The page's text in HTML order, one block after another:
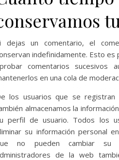
dejas un comentario, el
indefinidamente. Esto
comentarios sucesivos
en una cola de
los usuarios que se
almacenamos la
perfil de usuario. Todos los
su información personal
no pueden cambiar su
de la web